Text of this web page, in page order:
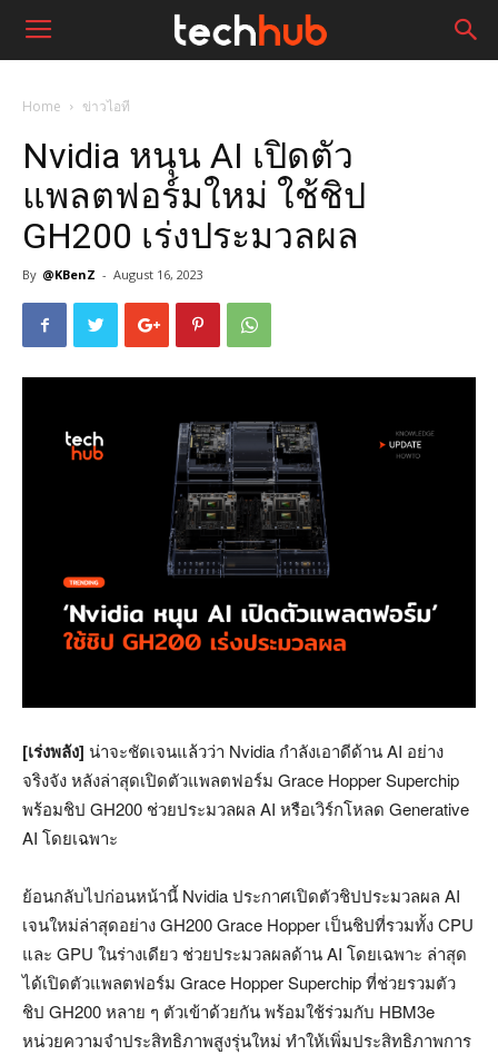
Home ข่าวไอที
Nvidia หนุน AI เปิดตัว
แพลตฟอร์มใหม่ ใช้ชิป
GH200 เร่งประมวลผล
By @KBenZ - August 16, 2023
[เร่งพลัง] น่าจะชัดเจนแล้วว่า Nvidia กำลังเอาดีด้าน AI อย่าง
จริงจัง หลังล่าสุดเปิดตัวแพลตฟอร์ม Grace Hopper Superchip
พร้อมชิป GH200 ช่วยประมวลผล AI หรือเวิร์กโหลด Generative
AI โดยเฉพาะ
ย้อนกลับไปก่อนหน้านี้ Nvidia ประกาศเปิดตัวชิปประมวลผล AI
เจนใหม่ล่าสุดอย่าง GH200 Grace Hopper เป็นชิปที่รวมทั้ง CPU
และ GPU ในร่างเดียว ช่วยประมวลผลด้าน AI โดยเฉพาะ ล่าสุด
ได้เปิดตัวแพลตฟอร์ม Grace Hopper Superchip ที่ช่วยรวมตัว
ชิป GH200 หลาย ๆ ตัวเข้าด้วยกัน พร้อมใช้ร่วมกับ HBM3e
หน่วยความจำประสิทธิภาพสูงรุ่นใหม่ ทำให้เพิ่มประสิทธิภาพการ